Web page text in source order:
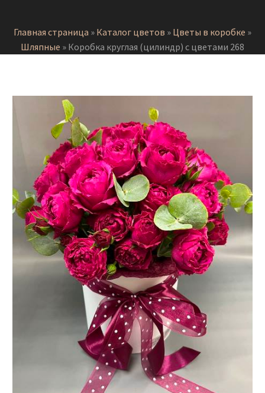
Главная страница » Каталог цветов » Цветы в коробке »
Шляпные » Коробка круглая (цилиндр) с цветами 268